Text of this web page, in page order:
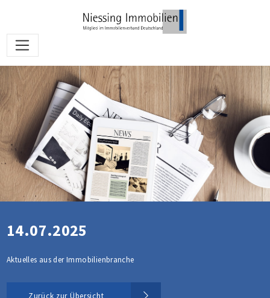
14.07.2025
Aktuelles aus der Immobilienbranche
Zurück zur Übersicht